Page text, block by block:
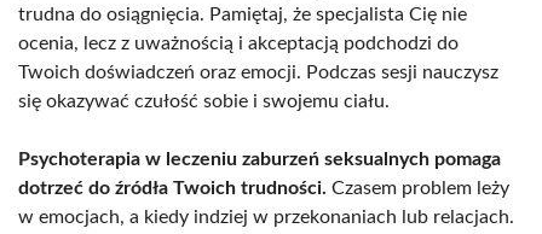
trudna do osiągnięcia. Pamiętaj, że specjalista Cię nie
ocenia, lecz z uważnością i akceptacją podchodzi do
Twoich doświadczeń oraz emocji. Podczas sesji nauczysz
się okazywać czułość sobie i swojemu ciału.
Psychoterapia w leczeniu zaburzeń seksualnych pomaga
dotrzeć do źródła Twoich trudności. Czasem problem leży
w emocjach, a kiedy indziej w przekonaniach lub relacjach.